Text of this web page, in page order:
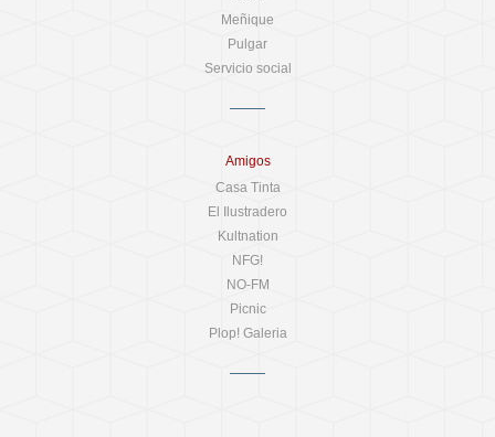
Meñique
Pulgar
Servicio social
Amigos
Casa Tinta
El Ilustradero
Kultnation
NFG!
NO-FM
Picnic
Plop! Galeria